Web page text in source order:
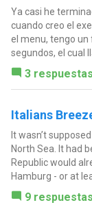
Ya casi he
cuando creo el
el menu, tengo un
segundos, el cual
3 respuestas
Italians
It wasn’t
North Sea. It had
Republic would
Hamburg - or at
9 respuestas